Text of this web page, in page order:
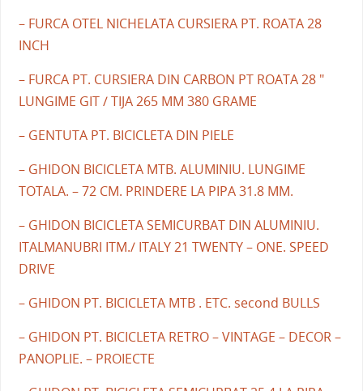
– FURCA OTEL NICHELATA CURSIERA PT. ROATA 28
INCH
– FURCA PT. CURSIERA DIN CARBON PT ROATA 28 "
LUNGIME GIT / TIJA 265 MM 380 GRAME
– GENTUTA PT. BICICLETA DIN PIELE
– GHIDON BICICLETA MTB. ALUMINIU. LUNGIME
TOTALA. – 72 CM. PRINDERE LA PIPA 31.8 MM.
– GHIDON BICICLETA SEMICURBAT DIN ALUMINIU.
ITALMANUBRI ITM./ ITALY 21 TWENTY – ONE. SPEED
DRIVE
– GHIDON PT. BICICLETA MTB . ETC. second BULLS
– GHIDON PT. BICICLETA RETRO – VINTAGE – DECOR –
PANOPLIE. – PROIECTE